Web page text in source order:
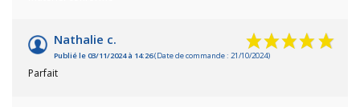
Nathalie c.
Publié le 03/11/2024 à 14:26(Date de commande : 21/10/2024)
Parfait